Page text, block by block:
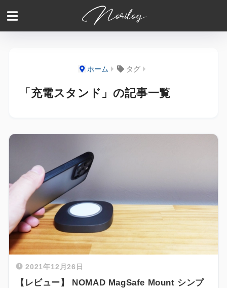
ホーム タグ
「充電スタンド」の記事一覧
2021年12月26日
【レビュー】 NOMAD MagSafe Mount シンプ